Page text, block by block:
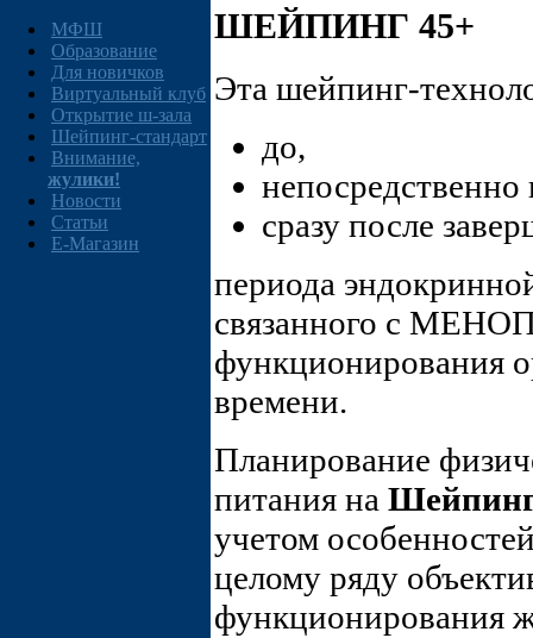
МФШ
Образование
Для новичков
Виртуальный клуб
Открытие ш-зала
Шейпинг-стандарт
Внимание,
жулики!
Новости
Статьи
E-Магазин
ШЕЙПИНГ 45+
Эта шейпинг-
до,
сразу после
периода
связанного с
функционирования
времени.
Планирование
питания на
учетом
целому ряду
функционирования